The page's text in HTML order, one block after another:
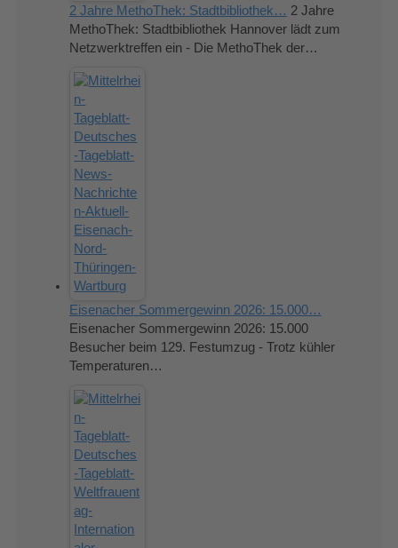
2 Jahre MethoThek: Stadtbibliothek… 2 Jahre
MethoThek: Stadtbibliothek Hannover lädt zum
Netzwerktreffen ein - Die MethoThek der…
Eisenacher Sommergewinn 2026: 15.000…
Eisenacher Sommergewinn 2026: 15.000
Besucher beim 129. Festumzug - Trotz kühler
Temperaturen…